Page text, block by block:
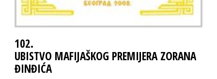
102.
UBISTVO MAFIJAŠKOG PREMIJERA ZORANA
ĐINĐIĆA